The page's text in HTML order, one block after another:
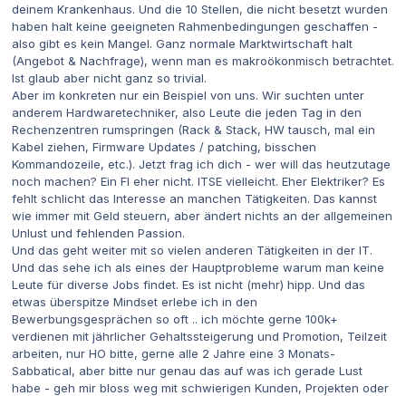
deinem Krankenhaus. Und die 10 Stellen, die nicht besetzt wurden
haben halt keine geeigneten Rahmenbedingungen geschaffen -
also gibt es kein Mangel. Ganz normale Marktwirtschaft halt
(Angebot & Nachfrage), wenn man es makroökonmisch betrachtet.
Ist glaub aber nicht ganz so trivial.
Aber im konkreten nur ein Beispiel von uns. Wir suchten unter
anderem Hardwaretechniker, also Leute die jeden Tag in den
Rechenzentren rumspringen (Rack & Stack, HW tausch, mal ein
Kabel ziehen, Firmware Updates / patching, bisschen
Kommandozeile, etc.). Jetzt frag ich dich - wer will das heutzutage
noch machen? Ein FI eher nicht. ITSE vielleicht. Eher Elektriker? Es
fehlt schlicht das Interesse an manchen Tätigkeiten. Das kannst
wie immer mit Geld steuern, aber ändert nichts an der allgemeinen
Unlust und fehlenden Passion.
Und das geht weiter mit so vielen anderen Tätigkeiten in der IT.
Und das sehe ich als eines der Hauptprobleme warum man keine
Leute für diverse Jobs findet. Es ist nicht (mehr) hipp. Und das
etwas überspitze Mindset erlebe ich in den
Bewerbungsgesprächen so oft .. ich möchte gerne 100k+
verdienen mit jährlicher Gehaltssteigerung und Promotion, Teilzeit
arbeiten, nur HO bitte, gerne alle 2 Jahre eine 3 Monats-
Sabbatical, aber bitte nur genau das auf was ich gerade Lust
habe - geh mir bloss weg mit schwierigen Kunden, Projekten oder